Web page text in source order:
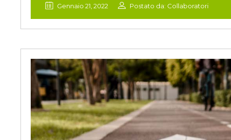
Gennaio 21, 2022 Postato da: Collaboratori